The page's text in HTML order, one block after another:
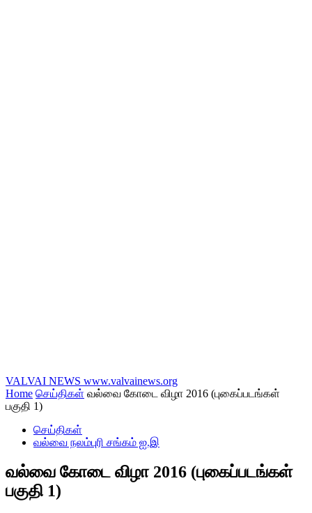
VALVAI NEWS www.valvainews.org
Home செய்திகள் வல்வை கோடை விழா 2016 (புகைப்படங்கள்
பகுதி 1)
செய்திகள்
வல்வை நலம்புரி சங்கம் ஐ.இ
வல்வை கோடை விழா 2016 (புகைப்படங்கள்
பகுதி 1)